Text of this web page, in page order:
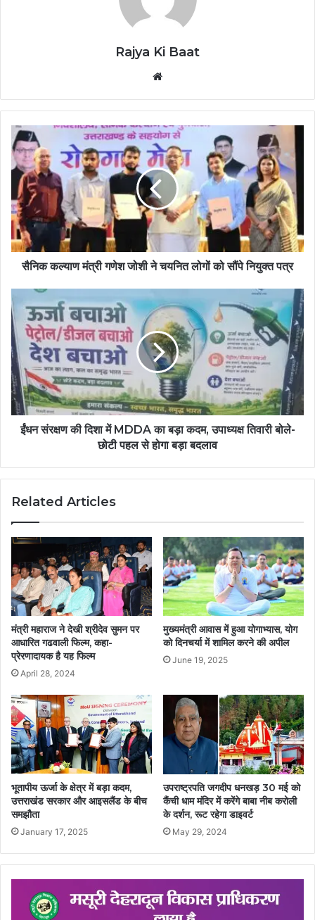
Rajya Ki Baat
सैनिक कल्याण मंत्री गणेश जोशी ने चयनित लोगों को सौंपे नियुक्त पत्र
ईंधन संरक्षण की दिशा में MDDA का बड़ा कदम, उपाध्यक्ष तिवारी बोले-
छोटी पहल से होगा बड़ा बदलाव
Related Articles
मंत्री महाराज ने देखी श्रीदेव सुमन पर
आधारित गढवाली फिल्म, कहा-
प्रेरणादायक है यह फिल्म
April 28, 2024
मुख्यमंत्री आवास में हुआ योगाभ्यास, योग
को दिनचर्या में शामिल करने की अपील
June 19, 2025
भूतापीय ऊर्जा के क्षेत्र में बड़ा कदम,
उत्तराखंड सरकार और आइसलैंड के बीच
समझौता
January 17, 2025
उपराष्ट्रपति जगदीप धनखड़ 30 मई को
कैंची धाम मंदिर में करेंगे बाबा नीब करोली
के दर्शन, रूट रहेगा डाइवर्ट
May 29, 2024